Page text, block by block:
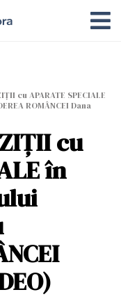
cu APARATE SPECIALE
ROMÂNCEI Dana
cu
în